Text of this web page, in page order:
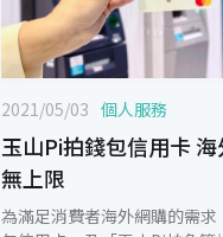
2021/05/03 個人服務
玉山Pi拍錢包信用卡
無上限
為滿足消費者海外網購的需